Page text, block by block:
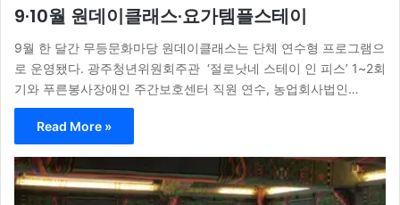
9·10월 원데이클래스·요가템플스테이
9월 한 달간 무등문화마당 원데이클래스는 단체 연수형 프로그램으
로 운영됐다. 광주청년위원회주관 ‘절로낫네 스테이 인 피스’ 1~2회
기와 푸른봉사장애인 주간보호센터 직원 연수, 농업회사법인…
Read More »